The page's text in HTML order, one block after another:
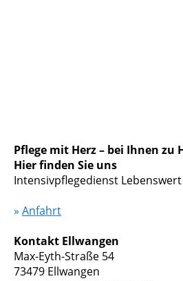
Pflege mit Herz – bei Ihnen zu
Hier finden Sie uns
Intensivpflegedienst
» Anfahrt
Kontakt Ellwangen
Max-Eyth-Straße 54
73479 Ellwangen